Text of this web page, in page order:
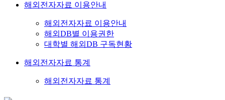
해외전자자료 이용안내
해외전자자료 이용안내
해외DB별 이용권한
대학별 해외DB 구독현황
해외전자자료 통계
해외전자자료 통계